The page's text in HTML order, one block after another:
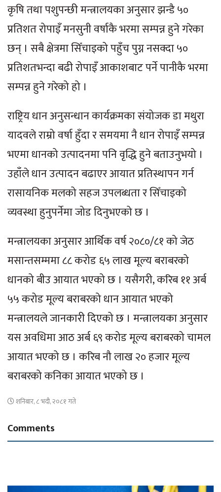
कृषि तथा पशुपन्छी मन्त्रालयका अनुसार झन्डै ५०
प्रतिशत रोपाइँ मनसुनी वर्षाकै भरमा सम्पन्न हुने गरेका
छन् । सबै क्षेत्रमा सिँचाइको पहुँच पुग्न नसक्दा ५०
प्रतिशतभन्दा बढी रोपाइँ आकाशबाट पर्ने पानीकै भरमा
सम्पन्न हुने गरेको हो ।
राष्ट्रिय धान अनुसन्धान कार्यक्रमका संयोजक डा मथुरा
यादवले राम्रो वर्षा हुँदा र समयमा नै धान रोपाइँ सम्पन्न
भएमा धानको उत्पादनमा पनि वृद्धि हुने बताउनुभयो ।
उहाँले धान उत्पादन बढाएर आयात प्रतिस्थापन गर्न
रासायनिक मलको सहज उपलब्धता र सिँचाइको
व्यवस्था हुनुपर्नेमा जोड दिनुभएको छ ।
मन्त्रालयका अनुसार आर्थिक वर्ष २०८०/८१ को जेठ
मसान्तसम्ममा ८८ करोड ६५ लाख मूल्य बराबरको
धानको बीउ आयात भएको छ । यसैगरी, करिब ११ अर्ब
५५ करोड मूल्य बराबरको धान आयात भएको
मन्त्रालयले जानकारी दिएको छ । मन्त्रालयका अनुसार
यस अवधिमा आठ अर्ब ६९ करोड मूल्य बराबरको चामल
आयात भएको छ । करिब नौ लाख २० हजार मूल्य
बराबरको कनिका आयात भएको छ ।
शनिबार, ८ भदौ, २०८१ गते
Comments